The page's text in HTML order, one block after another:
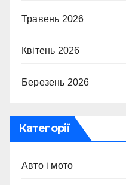
Травень 2026
Квітень 2026
Березень 2026
Категорії
Авто і мото